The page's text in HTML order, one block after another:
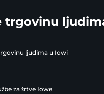
trgovinu
ljudima u Iowi
za žrtve Iowe